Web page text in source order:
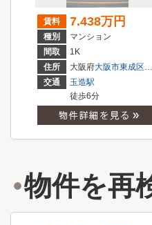
賃料 7.438万円
種別
マンション
間取
1K
住所
大阪府大阪市東成区
交通
玉造駅
徒歩6分
物件を再